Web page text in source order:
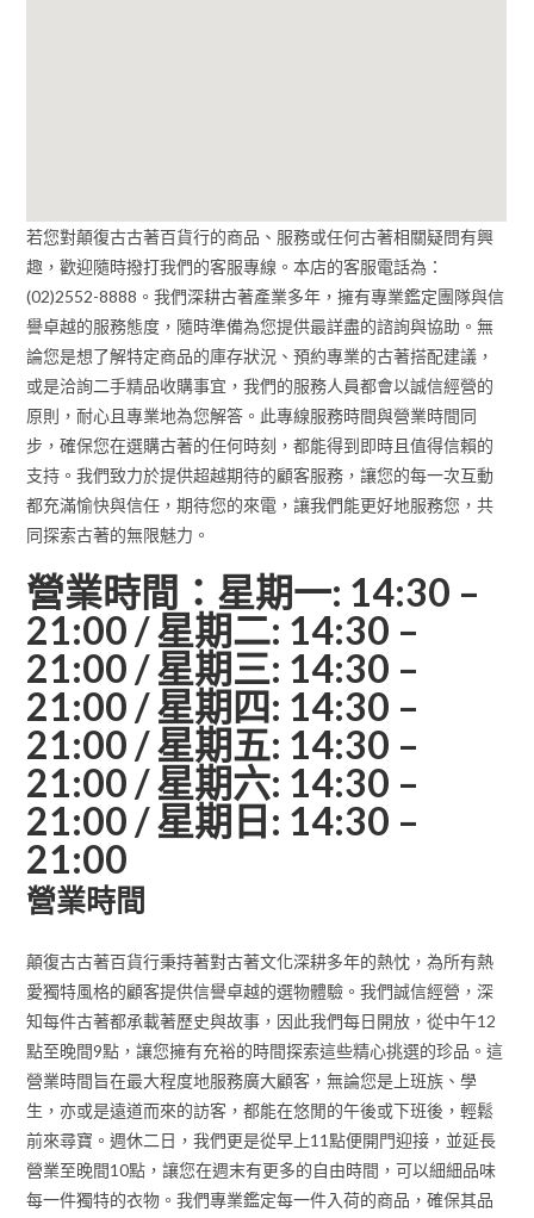
若您對顛復古古著百貨行的商品、服務或任何古著相關疑問有興
趣，歡迎隨時撥打我們的客服專線。本店的客服電話為：
(02)2552-8888。我們深耕古著產業多年，擁有專業鑑定團隊與信
譽卓越的服務態度，隨時準備為您提供最詳盡的諮詢與協助。無
論您是想了解特定商品的庫存狀況、預約專業的古著搭配建議，
或是洽詢二手精品收購事宜，我們的服務人員都會以誠信經營的
原則，耐心且專業地為您解答。此專線服務時間與營業時間同
步，確保您在選購古著的任何時刻，都能得到即時且值得信賴的
支持。我們致力於提供超越期待的顧客服務，讓您的每一次互動
都充滿愉快與信任，期待您的來電，讓我們能更好地服務您，共
同探索古著的無限魅力。
營業時間：星期一: 14:30 –
21:00 / 星期二: 14:30 –
21:00 / 星期三: 14:30 –
21:00 / 星期四: 14:30 –
21:00 / 星期五: 14:30 –
21:00 / 星期六: 14:30 –
21:00 / 星期日: 14:30 –
21:00
營業時間
顛復古古著百貨行秉持著對古著文化深耕多年的熱忱，為所有熱
愛獨特風格的顧客提供信譽卓越的選物體驗。我們誠信經營，深
知每件古著都承載著歷史與故事，因此我們每日開放，從中午12
點至晚間9點，讓您擁有充裕的時間探索這些精心挑選的珍品。這
營業時間旨在最大程度地服務廣大顧客，無論您是上班族、學
生，亦或是遠道而來的訪客，都能在悠閒的午後或下班後，輕鬆
前來尋寶。週休二日，我們更是從早上11點便開門迎接，並延長
營業至晚間10點，讓您在週末有更多的自由時間，可以細細品味
每一件獨特的衣物。我們專業鑑定每一件入荷的商品，確保其品